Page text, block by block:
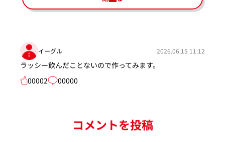
イーグル 2026.06.15 11:12
ラッシー飲んだことないので作ってみます。
00002
00000
コメントを投稿